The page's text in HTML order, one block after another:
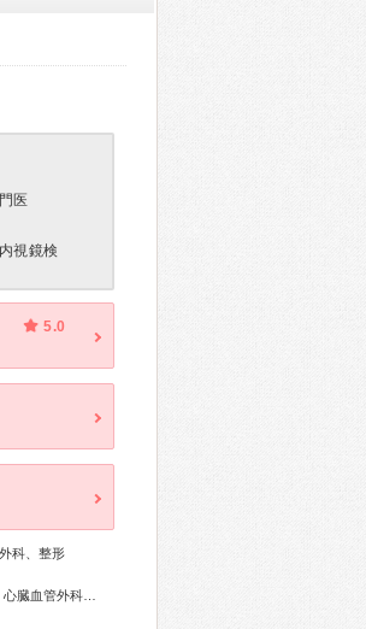
医
視鏡検
5.0
科、整形